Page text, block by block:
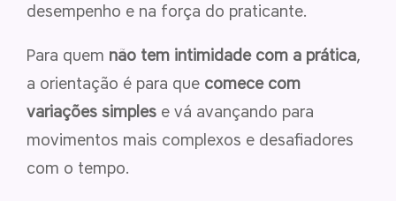
desempenho e na força do praticante.
Para quem não tem intimidade com a prática,
a orientação é para que comece com
variações simples e vá avançando para
movimentos mais complexos e desafiadores
com o tempo.